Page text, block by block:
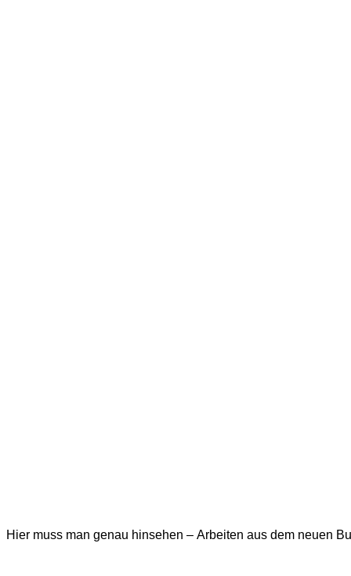
Hier muss man genau hinsehen – Arbeiten aus dem neuen